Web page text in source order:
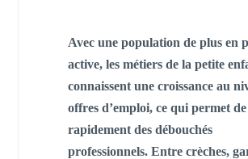
Avec une population de plus en
active, les métiers de la petite
connaissent une croissance au
offres d’emploi, ce qui permet
rapidement des débouchés
professionnels. Entre crèches,